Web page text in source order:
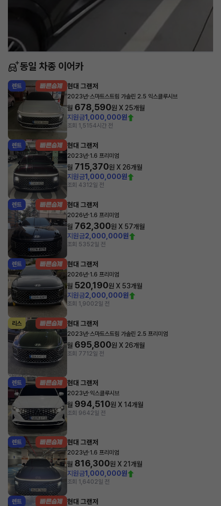
동일 차종 이어카
렌트 현대 그랜저
2023년·스마트스트림 가솔린 2.5 익스클루시브
월 678,590원 X 25개월
지원금1,000,000원
조회 1,5154시간 전
렌트 현대 그랜저
2023년·1.6 프리미엄
월 715,370원 X 26개월
지원금1,000,000원
조회 431 2일 전
렌트 현대 그랜저
2026년·1.6 프리미엄
월 762,300원 X 57개월
지원금2,000,000원
조회 5352일 전
렌트 현대 그랜저
2026년·1.6 프리미엄
월 520,190원 X 53개월
지원금2,000,000원
조회 1,9002일 전
리스 현대 그랜저
2023년·스마트스트림 가솔린 2.5 프리미엄
월 695,800원 X 26개월
조회 771 2일 전
렌트 현대 그랜저
2023년·익스클루시브
월 994,510원 X 14개월
조회 9642일 전
렌트 현대 그랜저
2023년·1.6 프리미엄
월 816,300원 X 21개월
지원금1,000,000원
조회 1,6402일 전
렌트 현대 그랜저